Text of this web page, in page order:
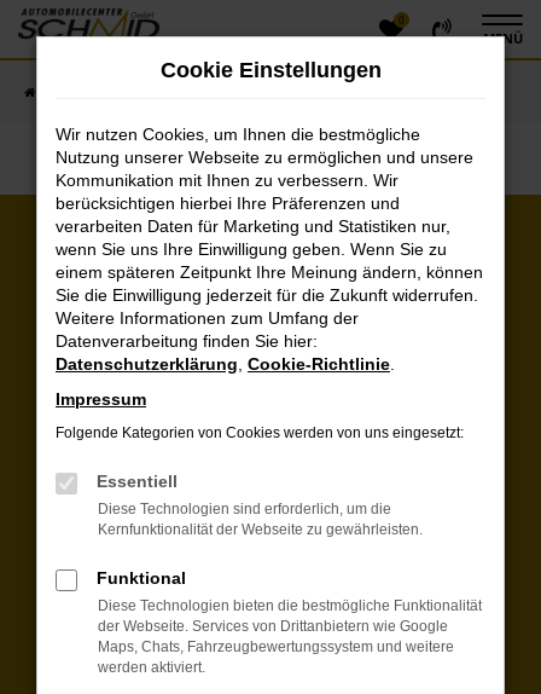
Zum
Hauptinhalt
0
MENÜ
Kunden über uns:
Unkomplizierter Vorgang und Ankauf von 2
Autos für einen spitzen Preis. Haben die
Fahrzeuge gewaschen und frisch hergerichtet
bekommen. Nett und freundlich. Danke
Herr Alex G.
Weitere Kundenstimmen lesen
Öffnungszeiten & Kontakt
07:15 bis 18:00 Uhr
Samstag:
09:00 bis 12:00 Uhr
Cookie Einstellungen
Wir nutzen Cookies, um Ihnen die bestmögliche
Nutzung unserer Webseite zu ermöglichen und unsere
Kommunikation mit Ihnen zu verbessern. Wir
berücksichtigen hierbei Ihre Präferenzen und
verarbeiten Daten für Marketing und Statistiken nur,
wenn Sie uns Ihre Einwilligung geben. Wenn Sie zu
einem späteren Zeitpunkt Ihre Meinung ändern, können
Sie die Einwilligung jederzeit für die Zukunft widerrufen.
Weitere Informationen zum Umfang der
Datenverarbeitung finden Sie hier:
Datenschutzerklärung Cookie-Richtlinie
Impressum
Folgende Kategorien von Cookies werden von uns eingesetzt:
Essentiell
Diese Technologien sind erforderlich, um die
Kernfunktionalität der Webseite zu gewährleisten.
Funktional
Diese Technologien bieten die bestmögliche Funktionalität
der Webseite. Services von Drittanbietern wie Google
Maps, Chats, Fahrzeugbewertungssystem und weitere
werden aktiviert.